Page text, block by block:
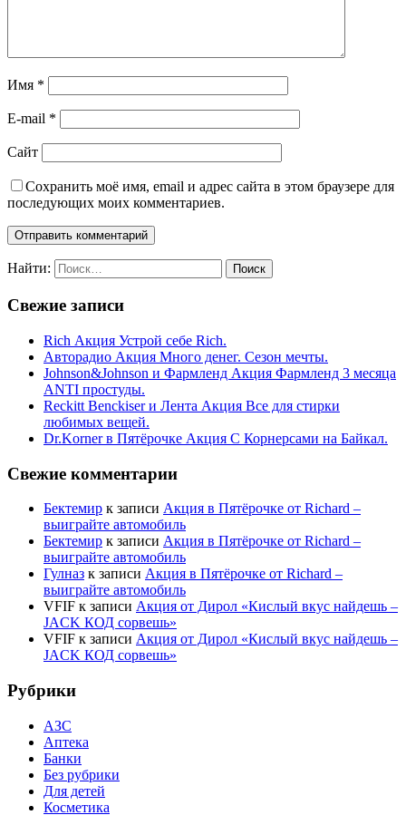
Имя *
E-mail *
Сайт
Сохранить моё имя, email и адрес сайта в этом браузере для
последующих моих комментариев.
Найти:
Свежие записи
Rich Акция Устрой себе Rich.
Авторадио Акция Много денег. Сезон мечты.
Johnson&Johnson и Фармленд Акция Фармленд 3 месяца
ANTI простуды.
Reckitt Benckiser и Лента Акция Все для стирки
любимых вещей.
Dr.Korner в Пятёрочке Акция С Корнерсами на Байкал.
Свежие комментарии
Бектемир к записи Акция в Пятёрочке от Richard –
выиграйте автомобиль
Бектемир к записи Акция в Пятёрочке от Richard –
выиграйте автомобиль
Гулназ к записи Акция в Пятёрочке от Richard –
выиграйте автомобиль
VFIF к записи Акция от Дирол «Кислый вкус найдешь –
JACK КОД сорвешь»
VFIF к записи Акция от Дирол «Кислый вкус найдешь –
JACK КОД сорвешь»
Рубрики
АЗС
Аптека
Банки
Без рубрики
Для детей
Косметика